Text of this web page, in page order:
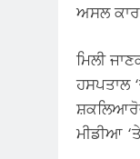
ਅਸਲ
ਮਿਲੀ
ਹਸਪਤਾਲ
ਮੀਡੀਆ